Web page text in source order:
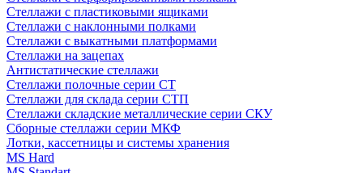
Стеллажи с пластиковыми ящиками
Стеллажи с наклонными полками
Стеллажи с выкатными платформами
Стеллажи на зацепах
Антистатические стеллажи
Стеллажи полочные серии СТ
Стеллажи для склада серии СТП
Стеллажи складские металлические серии СКУ
Сборные стеллажи серии МКФ
Лотки, кассетницы и системы хранения
MS Hard